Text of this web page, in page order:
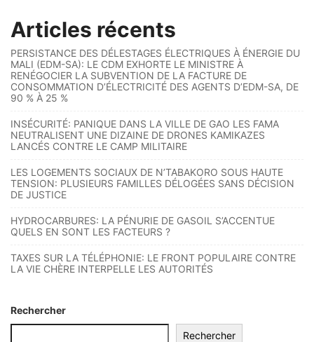
Articles récents
PERSISTANCE DES DÉLESTAGES ÉLECTRIQUES À ÉNERGIE DU
MALI (EDM-SA): LE CDM EXHORTE LE MINISTRE À
RENÉGOCIER LA SUBVENTION DE LA FACTURE DE
CONSOMMATION D’ÉLECTRICITÉ DES AGENTS D’EDM-SA, DE
90 % À 25 %
INSÉCURITÉ: PANIQUE DANS LA VILLE DE GAO LES FAMA
NEUTRALISENT UNE DIZAINE DE DRONES KAMIKAZES
LANCÉS CONTRE LE CAMP MILITAIRE
LES LOGEMENTS SOCIAUX DE N’TABAKORO SOUS HAUTE
TENSION: PLUSIEURS FAMILLES DÉLOGÉES SANS DÉCISION
DE JUSTICE
HYDROCARBURES: LA PÉNURIE DE GASOIL S’ACCENTUE
QUELS EN SONT LES FACTEURS ?
TAXES SUR LA TÉLÉPHONIE: LE FRONT POPULAIRE CONTRE
LA VIE CHÈRE INTERPELLE LES AUTORITÉS
Rechercher
Rechercher